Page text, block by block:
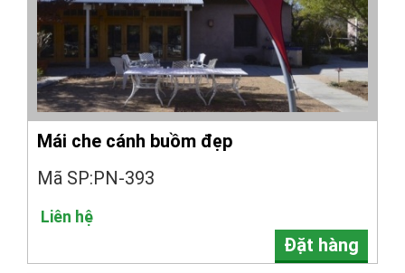
Mái che cánh buồm đẹp
Mã SP:PN-393
Liên hệ
Đặt hàng